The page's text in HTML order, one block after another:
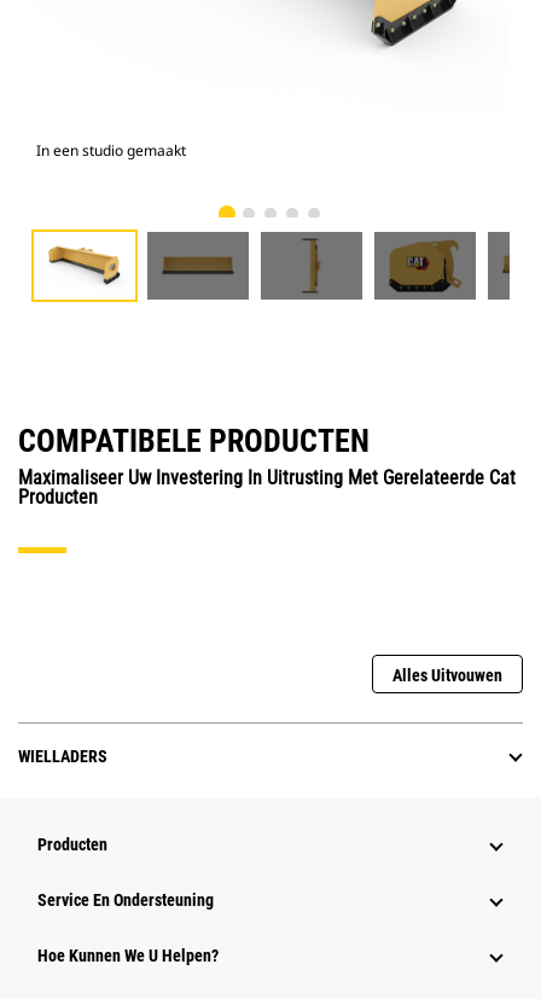
In een studio gemaakt
COMPATIBELE PRODUCTEN
Maximaliseer Uw Investering In Uitrusting Met Gerelateerde Cat
Producten
Alles Uitvouwen
WIELLADERS
Producten
Service En Ondersteuning
Hoe Kunnen We U Helpen?